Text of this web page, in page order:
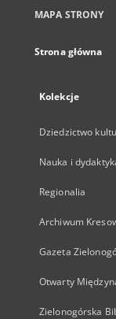
MAPA STRONY
Strona główna
Kolekcje
Dziedzictwo
Nauka i
Regionalia
Archiwum
Gazeta
Otwarty
Zielonogórska